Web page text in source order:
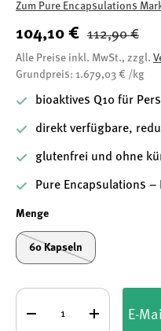
Zum Pure Encapsulations
104,10 € 112,90 €
Alle Preise inkl. MwSt., zzgl.
Grundpreis: 1.679,03 € /kg
bioaktives Q10 für
direkt verfügbare,
glutenfrei und ohne
Pure Encapsulations
Menge
60 Kapseln
Anzahl
+ E-